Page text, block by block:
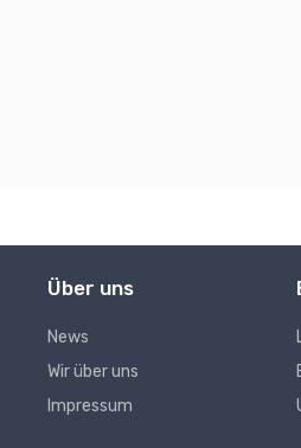
Über uns
News
Wir über uns
Impressum